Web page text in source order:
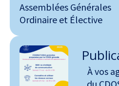
Assemblées Générales
Ordinaire et Élective
À vos